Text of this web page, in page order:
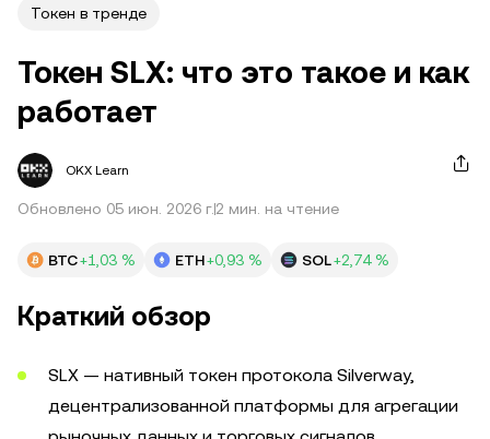
Токен в тренде
Токен SLX: что это такое и как
работает
OKX Learn
Обновлено 05 июн. 2026 г. 2 мин. на чтение
BTC+1,03 % ETH+0,93 % SOL+2,74 %
Краткий обзор
SLX — нативный токен протокола Silverway,
децентрализованной платформы для агрегации